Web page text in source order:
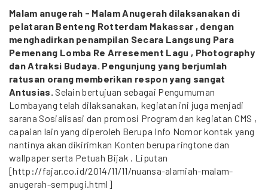
Malam anugerah - Malam Anugerah dilaksanakan di
pelataran Benteng Rotterdam Makassar , dengan
menghadirkan penampilan Secara Langsung Para
Pemenang Lomba Re Arresement Lagu , Photography
dan Atraksi Budaya. Pengunjung yang berjumlah
ratusan orang memberikan respon yang sangat
Antusias. Selain bertujuan sebagai Pengumuman
Lombayang telah dilaksanakan, kegiatan ini juga menjadi
sarana Sosialisasi dan promosi Program dan kegiatan CMS ,
capaian lain yang diperoleh Berupa Info Nomor kontak yang
nantinya akan dikirimkan Konten berupa ringtone dan
wallpaper serta Petuah Bijak . Liputan
[http://fajar.co.id/2014/11/11/nuansa-alamiah-malam-
anugerah-sempugi.html]